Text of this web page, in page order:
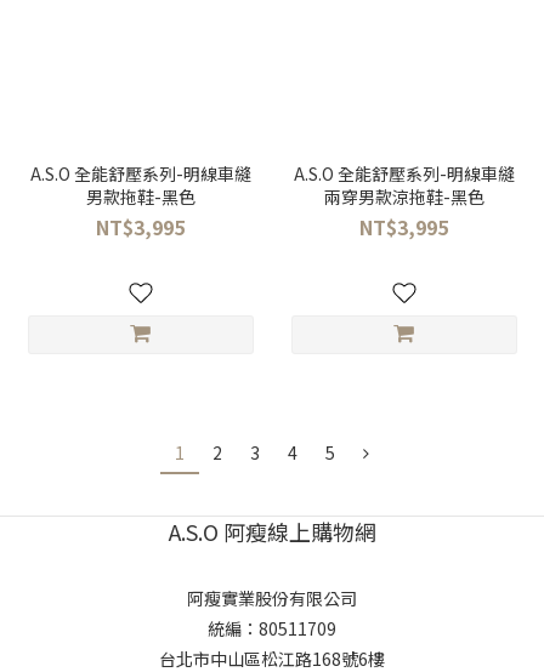
A.S.O 全能舒壓系列-明線車縫
男款拖鞋-黑色
NT$3,995
A.S.O 全能舒壓系列-明線車縫
兩穿男款涼拖鞋-黑色
NT$3,995
1 2 3 4 5
A.S.O 阿瘦線上購物網
阿瘦實業股份有限公司
統編：80511709
台北市中山區松江路168號6樓